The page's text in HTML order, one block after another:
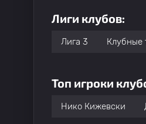
Лиги клубов:
Лига 3 Клубные
Топ игроки
Нико Кижевски